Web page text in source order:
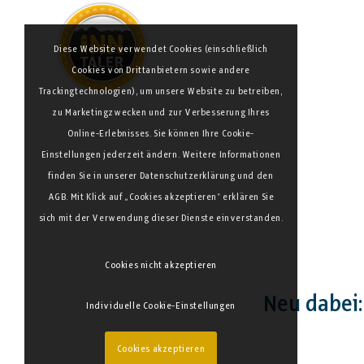
Neu
Diese Website verwendet Cookies (einschließlich
Cookies von Drittanbietern sowie andere
Trackingtechnologien), um unsere Website zu betreiben,
zu Marketingzwecken und zur Verbesserung Ihres
Online-Erlebnisses. Sie können Ihre Cookie-
Einstellungen jederzeit ändern. Weitere Informationen
finden Sie in unserer Datenschutzerklärung und den
AGB. Mit Klick auf „Cookies akzeptieren“ erklären Sie
sich mit der Verwendung dieser Dienste einverstanden.
Cookies nicht akzeptieren
Individuelle Cookie-Einstellungen
Cookies akzeptieren